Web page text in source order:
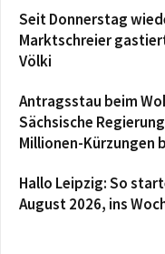
Seit Donnerstag
Marktschreier
Völki
Antragsstau beim
Sächsische
Millionen-Kürzungen
Hallo Leipzig: So
August 2026, ins